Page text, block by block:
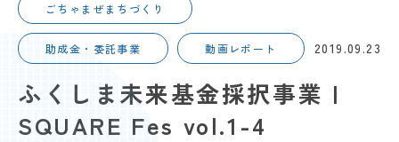
ごちゃまぜまちづくり
助成金・委託事業 動画レポート 2019.09.23
ふくしま未来基金採択事業 |
SQUARE Fes vol.1-4